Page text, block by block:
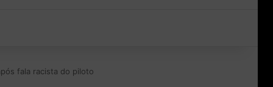
fala racista do piloto